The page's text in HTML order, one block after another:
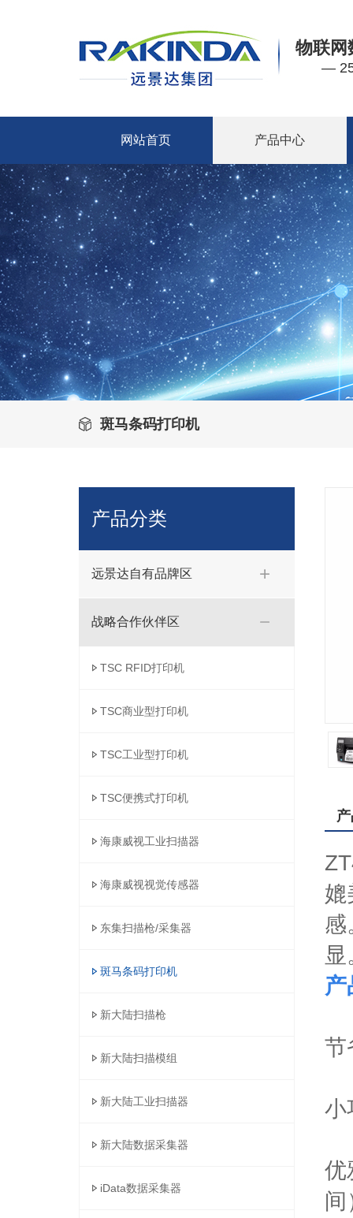
物联网
—
网站首页 产品中心
斑马条码打印机
产品分类
远景达自有品牌区
战略合作伙伴区
TSC RFID打印机
TSC商业型打印机
TSC工业型打印机
TSC便携式打印机
海康威视工业扫描器
海康威视视觉传感器
东集扫描枪/采集器
斑马条码打印机
新大陆扫描枪
新大陆扫描模组
新大陆工业扫描器
新大陆数据采集器
iData数据采集器
媲
感
显
产
节
小
优
间